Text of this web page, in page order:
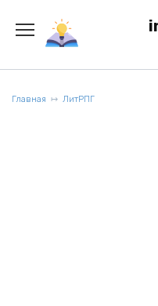
содержанию
Главная ЛитРПГ